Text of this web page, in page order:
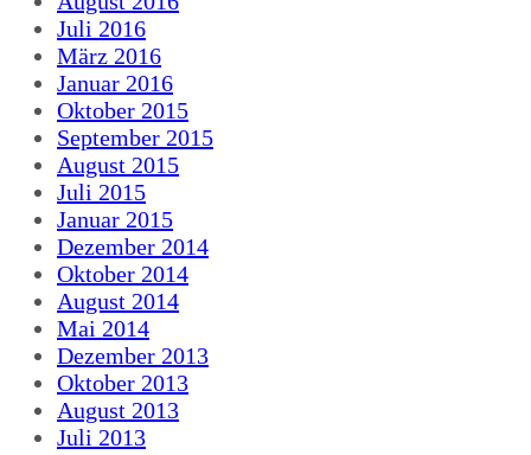
Juli 2016
März 2016
Januar 2016
Oktober 2015
September 2015
August 2015
Juli 2015
Januar 2015
Dezember 2014
Oktober 2014
August 2014
Mai 2014
Dezember 2013
Oktober 2013
August 2013
Juli 2013